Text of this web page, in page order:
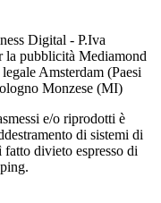
Digital - P.Iva
la pubblicità Mediamond
Amsterdam (Paesi
Monzese (MI)
e/o riprodotti è
di sistemi di
divieto espresso di